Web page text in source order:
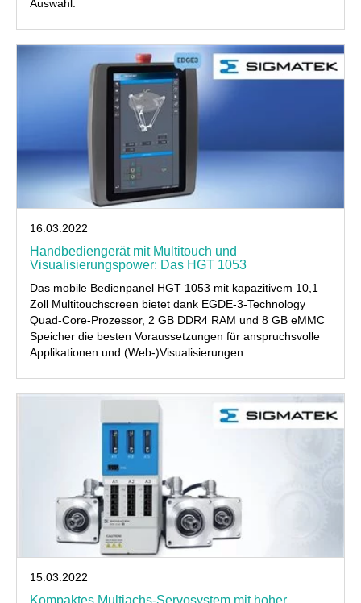
Auswahl.
16.03.2022
Handbediengerät mit Multitouch und
Visualisierungspower: Das HGT 1053
Das mobile Bedienpanel HGT 1053 mit kapazitivem 10,1
Zoll Multitouchscreen bietet dank EGDE-3-Technology
Quad-Core-Prozessor, 2 GB DDR4 RAM und 8 GB eMMC
Speicher die besten Voraussetzungen für anspruchsvolle
Applikationen und (Web-)Visualisierungen.
15.03.2022